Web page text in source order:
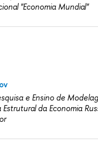
"Economia Mundial"
e Ensino de
da Economia